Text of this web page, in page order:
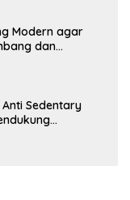
Modern agar
dan
Sedentary